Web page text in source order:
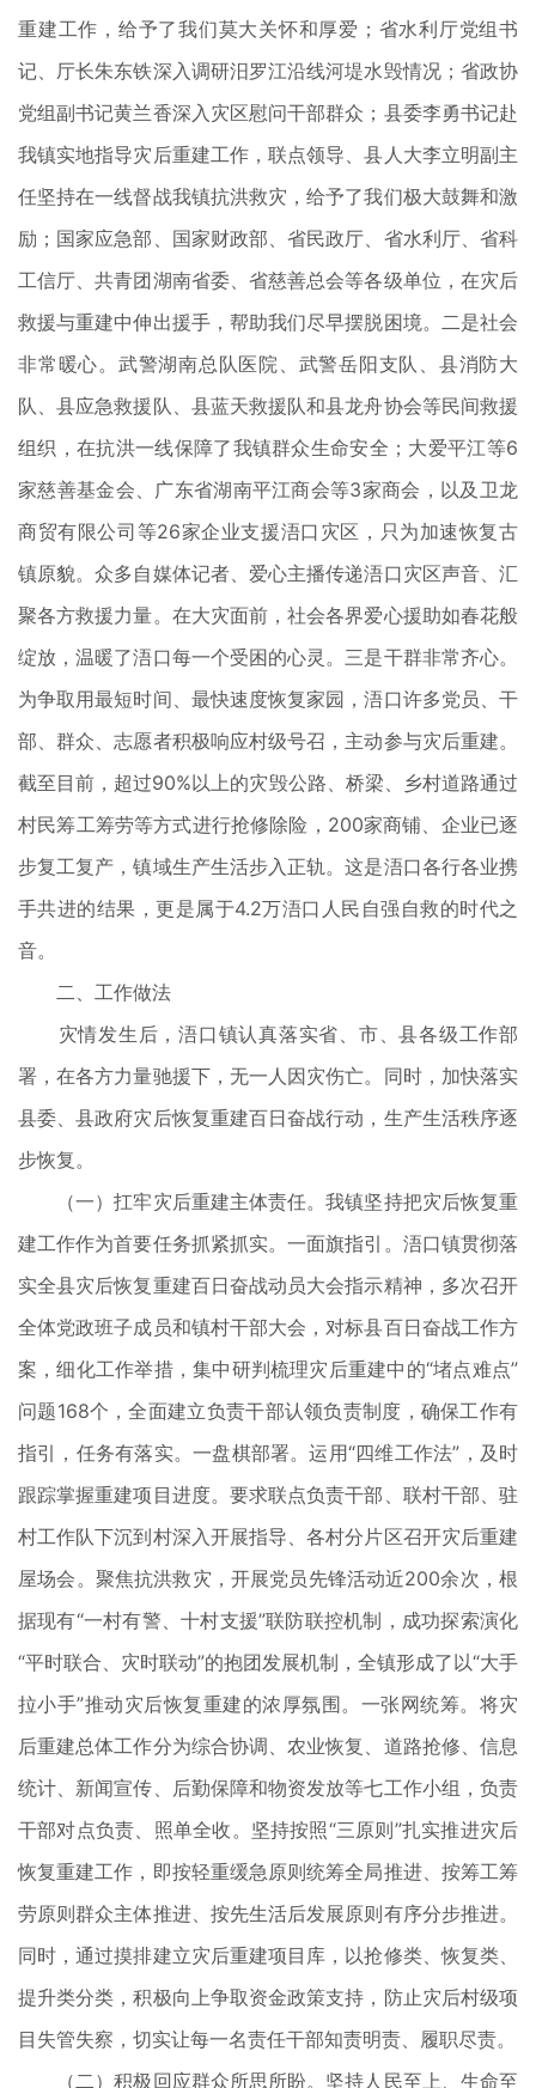
重建工作，给予了我们莫大关怀和厚爱；省水利厅党组书
记、厅长朱东铁深入调研汨罗江沿线河堤水毁情况；省政协
党组副书记黄兰香深入灾区慰问干部群众；县委李勇书记赴
我镇实地指导灾后重建工作，联点领导、县人大李立明副主
任坚持在一线督战我镇抗洪救灾，给予了我们极大鼓舞和激
励；国家应急部、国家财政部、省民政厅、省水利厅、省科
工信厅、共青团湖南省委、省慈善总会等各级单位，在灾后
救援与重建中伸出援手，帮助我们尽早摆脱困境。二是社会
非常暖心。武警湖南总队医院、武警岳阳支队、县消防大
队、县应急救援队、县蓝天救援队和县龙舟协会等民间救援
组织，在抗洪一线保障了我镇群众生命安全；大爱平江等6
家慈善基金会、广东省湖南平江商会等3家商会，以及卫龙
商贸有限公司等26家企业支援浯口灾区，只为加速恢复古
镇原貌。众多自媒体记者、爱心主播传递浯口灾区声音、汇
聚各方救援力量。在大灾面前，社会各界爱心援助如春花般
绽放，温暖了浯口每一个受困的心灵。三是干群非常齐心。
为争取用最短时间、最快速度恢复家园，浯口许多党员、干
部、群众、志愿者积极响应村级号召，主动参与灾后重建。
截至目前，超过90%以上的灾毁公路、桥梁、乡村道路通过
村民筹工筹劳等方式进行抢修除险，200家商铺、企业已逐
步复工复产，镇域生产生活步入正轨。这是浯口各行各业携
手共进的结果，更是属于4.2万浯口人民自强自救的时代之
音。
二、工作做法
灾情发生后，浯口镇认真落实省、市、县各级工作部
署，在各方力量驰援下，无一人因灾伤亡。同时，加快落实
县委、县政府灾后恢复重建百日奋战行动，生产生活秩序逐
步恢复。
（一）扛牢灾后重建主体责任。我镇坚持把灾后恢复重
建工作作为首要任务抓紧抓实。一面旗指引。浯口镇贯彻落
实全县灾后恢复重建百日奋战动员大会指示精神，多次召开
全体党政班子成员和镇村干部大会，对标县百日奋战工作方
案，细化工作举措，集中研判梳理灾后重建中的“堵点难点”
问题168个，全面建立负责干部认领负责制度，确保工作有
指引，任务有落实。一盘棋部署。运用“四维工作法”，及时
跟踪掌握重建项目进度。要求联点负责干部、联村干部、驻
村工作队下沉到村深入开展指导、各村分片区召开灾后重建
屋场会。聚焦抗洪救灾，开展党员先锋活动近200余次，根
据现有“一村有警、十村支援”联防联控机制，成功探索演化
“平时联合、灾时联动”的抱团发展机制，全镇形成了以“大手
拉小手”推动灾后恢复重建的浓厚氛围。一张网统筹。将灾
后重建总体工作分为综合协调、农业恢复、道路抢修、信息
统计、新闻宣传、后勤保障和物资发放等七工作小组，负责
干部对点负责、照单全收。坚持按照“三原则”扎实推进灾后
恢复重建工作，即按轻重缓急原则统筹全局推进、按筹工筹
劳原则群众主体推进、按先生活后发展原则有序分步推进。
同时，通过摸排建立灾后重建项目库，以抢修类、恢复类、
提升类分类，积极向上争取资金政策支持，防止灾后村级项
目失管失察，切实让每一名责任干部知责明责、履职尽责。
（二）积极回应群众所思所盼。坚持人民至上、生命至